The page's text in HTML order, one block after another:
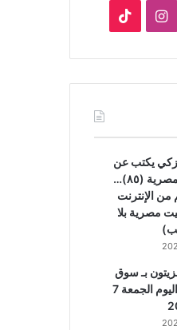
انستقرام
زكي يكتب عن
تهريب الآثار المصرية (٨٥)…
من الإنترنت
مصرية بلا
بـ سوق
العبور للجملة اليوم الجمعة 7